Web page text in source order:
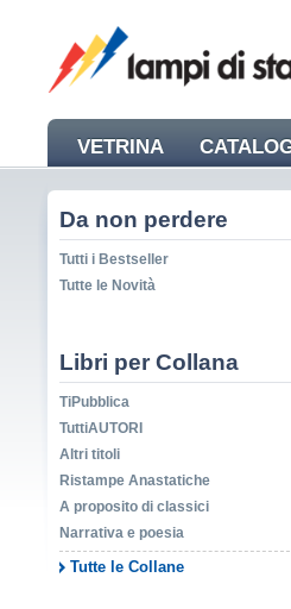
VETRINA
NEWS
Da non perdere
Tutti i Bestseller
Tutte le Novità
Libri per Collana
TiPubblica
TuttiAUTORI
Altri titoli
Ristampe Anastatiche
A proposito di classici
Narrativa e poesia
Tutte le Collane